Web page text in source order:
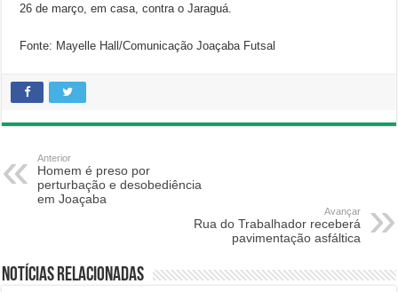
26 de março, em casa, contra o Jaraguá.
Fonte: Mayelle Hall/Comunicação Joaçaba Futsal
Anterior
Homem é preso por
perturbação e desobediência
em Joaçaba
Avançar
Rua do Trabalhador receberá
pavimentação asfáltica
Notícias relacionadas